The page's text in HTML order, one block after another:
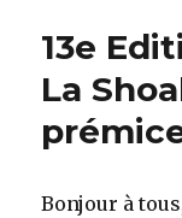
13e
La
Bonjour à